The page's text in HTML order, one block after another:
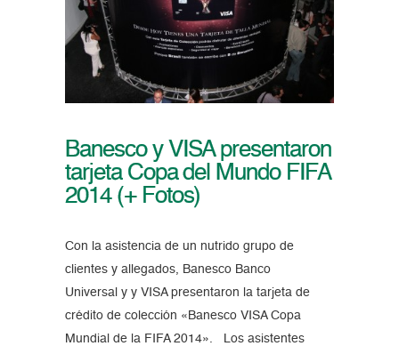
Banesco y VISA presentaron
tarjeta Copa del Mundo FIFA
2014 (+ Fotos)
Con la asistencia de un nutrido grupo de
clientes y allegados, Banesco Banco
Universal y y VISA presentaron la tarjeta de
crédito de colección «Banesco VISA Copa
Mundial de la FIFA 2014». Los asistentes